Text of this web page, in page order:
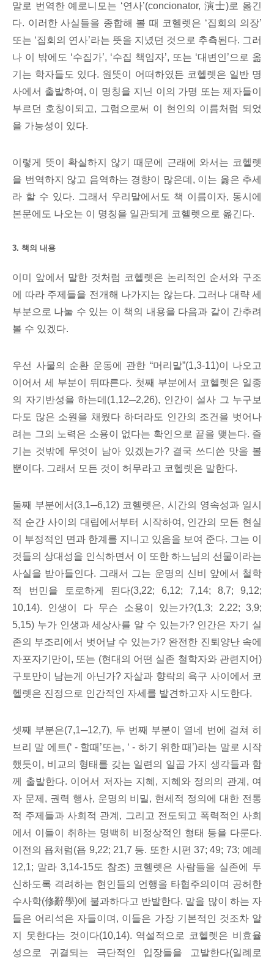
말로 번역한 예로니모는 ‘연사’(concionator, 演士)로 옮긴
다. 이러한 사실들을 종합해 볼 때 코헬렛은 ‘집회의 의장’
또는 ‘집회의 연사’라는 뜻을 지녔던 것으로 추측된다. 그러
나 이 밖에도 ‘수집가’, ‘수집 책임자’, 또는 ‘대변인’으로 옮
기는 학자들도 있다. 원뜻이 어떠하였든 코헬렛은 일반 명
사에서 출발하여, 이 명칭을 지닌 이의 가명 또는 제자들이
부르던 호칭이되고, 그럼으로써 이 현인의 이름처럼 되었
을 가능성이 있다.
이렇게 뜻이 확실하지 않기 때문에 근래에 와서는 코헬렛
을 번역하지 않고 음역하는 경향이 많은데, 이는 옳은 추세
라 할 수 있다. 그래서 우리말에서도 책 이름이자, 동시에
본문에도 나오는 이 명칭을 일관되게 코헬렛으로 옮긴다.
3. 책의 내용
이미 앞에서 말한 것처럼 코헬렛은 논리적인 순서와 구조
에 따라 주제들을 전개해 나가지는 않는다. 그러나 대략 세
부분으로 나눌 수 있는 이 책의 내용을 다음과 같이 간추려
볼 수 있겠다.
우선 사물의 순환 운동에 관한 “머리말”(1,3-11)이 나오고
이어서 세 부분이 뒤따른다. 첫째 부분에서 코헬렛은 일종
의 자기반성을 하는데(1,12─2,26), 인간이 설사 그 누구보
다도 많은 소원을 채웠다 하더라도 인간의 조건을 벗어나
려는 그의 노력은 소용이 없다는 확인으로 끝을 맺는다. 즐
기는 것밖에 무엇이 남아 있겠는가? 결국 쓰디쓴 맛을 볼
뿐이다. 그래서 모든 것이 허무라고 코헬렛은 말한다.
둘째 부분에서(3,1─6,12) 코헬렛은, 시간의 영속성과 일시
적 순간 사이의 대립에서부터 시작하여, 인간의 모든 현실
이 부정적인 면과 한계를 지니고 있음을 보여 준다. 그는 이
것들의 상대성을 인식하면서 이 또한 하느님의 선물이라는
사실을 받아들인다. 그래서 그는 운명의 신비 앞에서 철학
적 번민을 토로하게 된다(3,22; 6,12; 7,14; 8,7; 9,12;
10,14). 인생이 다 무슨 소용이 있는가?(1,3; 2,22; 3,9;
5,15) 누가 인생과 세상사를 알 수 있는가? 인간은 자기 실
존의 부조리에서 벗어날 수 있는가? 완전한 진퇴양난 속에
자포자기만이, 또는 (현대의 어떤 실존 철학자와 관련지어)
구토만이 남는게 아닌가? 자살과 향락의 욕구 사이에서 코
헬렛은 진정으로 인간적인 자세를 발견하고자 시도한다.
셋째 부분은(7,1─12,7), 두 번째 부분이 열네 번에 걸쳐 히
브리 말 에트(‘ - 할때’또는, ‘ - 하기 위한 때’)라는 말로 시작
했듯이, 비교의 형태를 갖는 일련의 일곱 가지 생각들과 함
께 출발한다. 이어서 저자는 지혜, 지혜와 정의의 관계, 여
자 문제, 권력 행사, 운명의 비밀, 현세적 정의에 대한 전통
적 주제들과 사회적 관계, 그리고 전도되고 폭력적인 사회
에서 이들이 취하는 명백히 비정상적인 형태 등을 다룬다.
이전의 욥처럼(욥 9,22; 21,7 등. 또한 시편 37; 49; 73; 예레
12,1; 말라 3,14-15도 참조) 코헬렛은 사람들을 실존에 투
신하도록 격려하는 현인들의 언행을 타협주의이며 공허한
수사학(修辭學)에 불과하다고 반발한다. 말을 많이 하는 자
들은 어리석은 자들이며, 이들은 가장 기본적인 것조차 알
지 못한다는 것이다(10,14). 역설적으로 코헬렛은 비효율
성으로 귀결되는 극단적인 입장들을 고발한다(일례로